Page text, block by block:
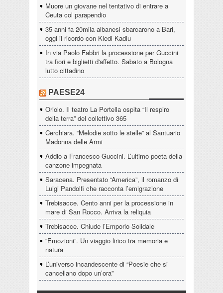
Muore un giovane nel tentativo di entrare a
Ceuta col parapendio
35 anni fa 20mila albanesi sbarcarono a Bari,
oggi il ricordo con Kledi Kadiu
In via Paolo Fabbri la processione per Guccini
tra fiori e biglietti d'affetto. Sabato a Bologna
lutto cittadino
PAESE24
Oriolo. Il teatro La Portella ospita “Il respiro
della terra” del collettivo 365
Cerchiara. “Melodie sotto le stelle” al Santuario
Madonna delle Armi
Addio a Francesco Guccini. L’ultimo poeta della
canzone impegnata
Saracena. Presentato “America”, il romanzo di
Luigi Pandolfi che racconta l’emigrazione
Trebisacce. Cento anni per la processione in
mare di San Rocco. Arriva la reliquia
Trebisacce. Chiude l’Emporio Solidale
“Emozioni”. Un viaggio lirico tra memoria e
natura
L’universo incandescente di “Poesie che si
cancellano dopo un’ora”